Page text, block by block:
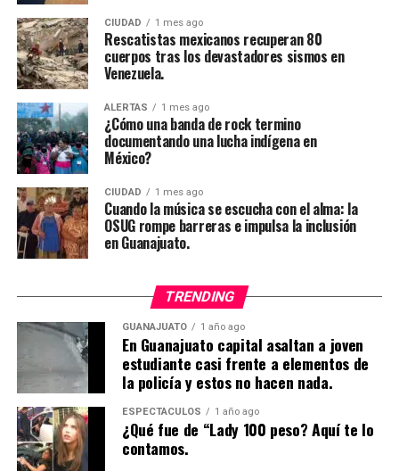
CIUDAD 1 mes ago
Rescatistas mexicanos recuperan 80
cuerpos tras los devastadores sismos en
Venezuela.
ALERTAS 1 mes ago
¿Cómo una banda de rock termino
documentando una lucha indígena en
México?
CIUDAD 1 mes ago
Cuando la música se escucha con el alma: la
OSUG rompe barreras e impulsa la inclusión
en Guanajuato.
TRENDING
GUANAJUATO 1 año ago
En Guanajuato capital asaltan a joven
estudiante casi frente a elementos de
la policía y estos no hacen nada.
ESPECTÁCULOS 1 año ago
¿Qué fue de “Lady 100 peso? Aquí te lo
contamos.